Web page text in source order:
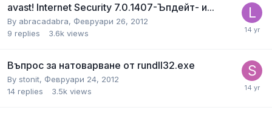
avast! Internet Security 7.0.1407-Ъпдейт- и...
By abracadabra, Февруари 26, 2012
9 replies 3.6k views
Въпрос за натоварване от rundll32.exe
By stonit, Февруари 24, 2012
14 replies 3.5k views